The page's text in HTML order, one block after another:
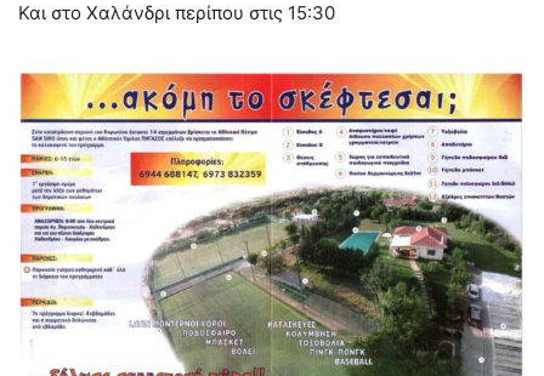
Και στο Χαλάνδρι περίπου στις 15:30